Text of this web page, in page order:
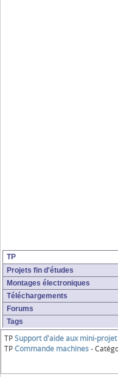
TP
Projets fin d'études
Montages électroniques
Téléchargements
Forums
Tags
TPSupport d'aide aux mini-projet
TPCommande machines-